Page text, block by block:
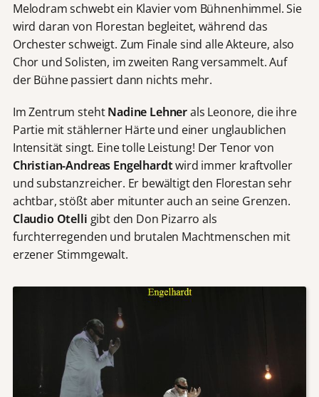
Melodram schwebt ein Klavier vom Bühnenhimmel. Sie
wird daran von Florestan begleitet, während das
Orchester schweigt. Zum Finale sind alle Akteure, also
Chor und Solisten, im zweiten Rang versammelt. Auf
der Bühne passiert dann nichts mehr.
Im Zentrum stehtNadine Lehnerals Leonore, die ihre
Partie mit stählerner Härte und einer unglaublichen
Intensität singt. Eine tolle Leistung! Der Tenor von
Christian-Andreas Engelhardtwird immer kraftvoller
und substanzreicher. Er bewältigt den Florestan sehr
achtbar, stößt aber mitunter auch an seine Grenzen.
Claudio Otelli gibt den Don Pizarro als
furchterregenden und brutalen Machtmenschen mit
erzener Stimmgewalt.